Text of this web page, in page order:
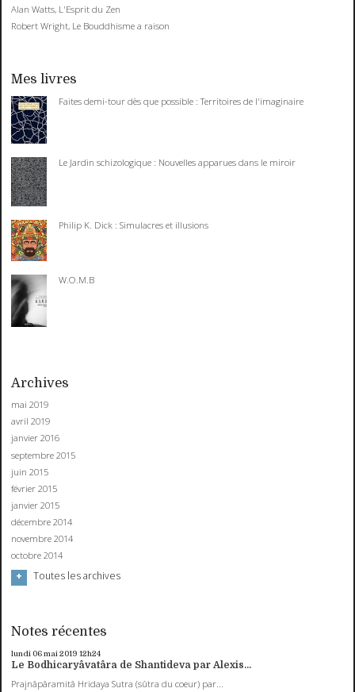
Alan Watts, L'Esprit du Zen
Robert Wright, Le Bouddhisme a raison
Mes livres
Faites demi-tour dès que possible : Territoires de l'imaginaire
Le Jardin schizologique : Nouvelles apparues dans le miroir
Philip K. Dick : Simulacres et illusions
W.O.M.B
Archives
mai 2019
avril 2019
janvier 2016
septembre 2015
juin 2015
février 2015
janvier 2015
décembre 2014
novembre 2014
octobre 2014
Toutes les archives
Notes récentes
lundi 06mai 2019 12h24
Le Bodhicaryâvatâra de Shantideva par Alexis...
Prajnâpâramitâ Hridaya Sutra (sûtra du coeur) par...